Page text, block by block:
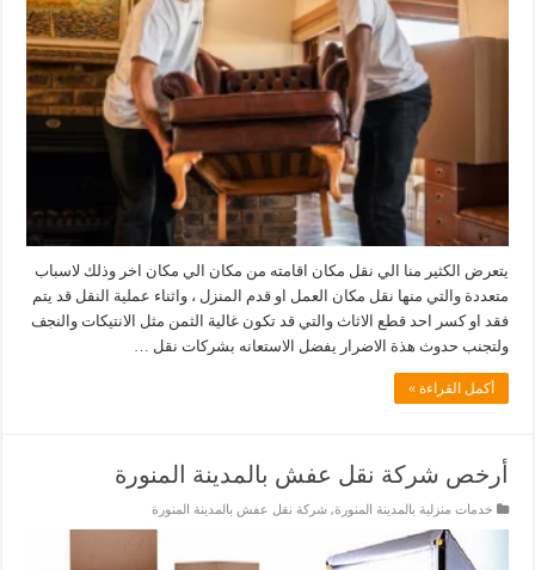
يتعرض الكثير منا الي نقل مكان اقامته من مكان الي مكان اخر وذلك لاسباب
متعددة والتي منها نقل مكان العمل او قدم المنزل ، واثناء عملية النقل قد يتم
فقد او كسر احد قطع الاثاث والتي قد تكون غالية الثمن مثل الانتيكات والنجف
ولتجنب حدوث هذة الاضرار يفضل الاستعانه بشركات نقل …
أكمل القراءة »
أرخص شركة نقل عفش بالمدينة المنورة
خدمات منزلية بالمدينة المنورة,شركة نقل عفش بالمدينة المنورة